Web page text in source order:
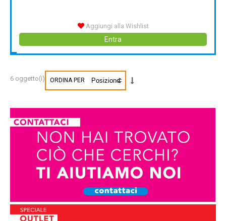
Aggiungi alla Wishlist
Entra
6 oggetto(i) ORDINA PER